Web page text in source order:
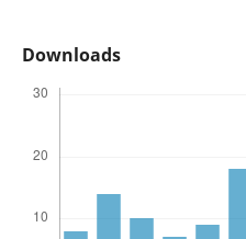
Downloads